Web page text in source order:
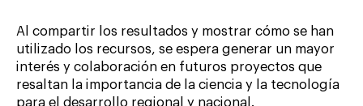
Al compartir los resultados y mostrar cómo se han
utilizado los recursos, se espera generar un mayor
interés y colaboración en futuros proyectos que
resaltan la importancia de la ciencia y la tecnología
para el desarrollo regional y nacional.